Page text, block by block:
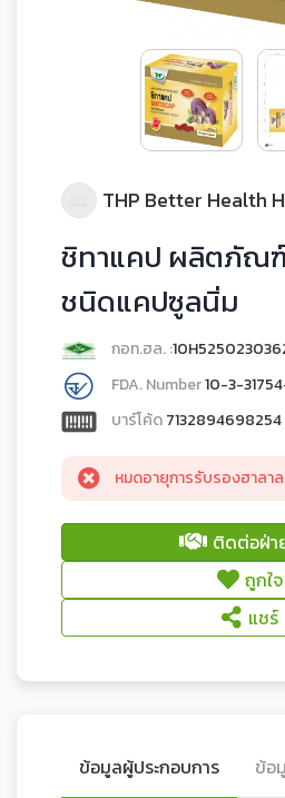
ชิทาแคป ผลิตภัณฑ์
ชนิดแคปซูลนิ่ม
กอท.ฮล. :
FDA. Number10-3-
บาร์โค้ด7132894698254
หมดอายุการรับรองฮาลาล
ติดต่อฝ่า
ถูกใจ
แชร์
ข้อมูลผู้ประกอบการ ข้อ